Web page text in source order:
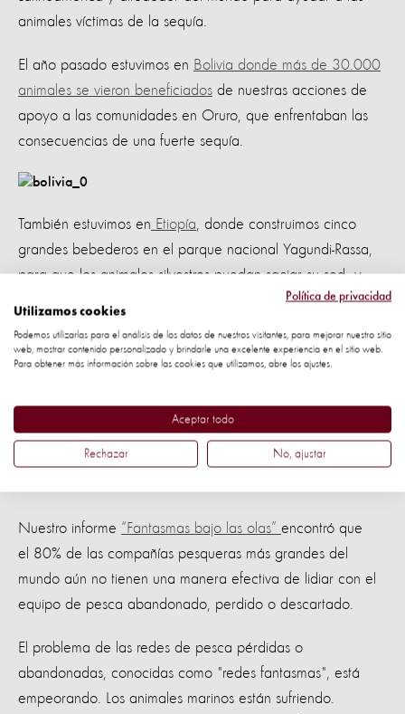
animales víctimas de la sequía.
El año pasado estuvimos en Bolivia donde más de 30.000
animales se vieron beneficiados de nuestras acciones de
apoyo a las comunidades en Oruro, que enfrentaban las
consecuencias de una fuerte sequía.
También estuvimos en Etiopía , donde construimos cinco
grandes bebederos en el parque nacional Yagundi-Rassa,
para que los animales silvestres puedan saciar su sed y
alimentamos al menos a 4000 animales herbívoros,
Y es que no es sólo la escasez de agua o sequías, lo que
afecta a millones de familias, si no la contaminación de las
fuentes de agua y océanos lo que causa la muerte de
Nuestro informe “Fantasmas bajo las olas” encontró que
el 80% de las compañías pesqueras más grandes del
mundo aún no tienen una manera efectiva de lidiar con el
equipo de pesca abandonado, perdido o descartado.
El problema de las redes de pesca pérdidas o
abandonadas, conocidas como "redes fantasmas", está
empeorando. Los animales marinos están sufriendo.
Política de privacidad
Utilizamos cookies
Podemos utilizarlas para el análisis de los datos de nuestros visitantes, para mejorar nuestro sitio
web, mostrar contenido personalizado y brindarle una excelente experiencia en el sitio web.
Para obtener más información sobre las cookies que utilizamos, abre los ajustes.
Aceptar todo
Rechazar No, ajustar